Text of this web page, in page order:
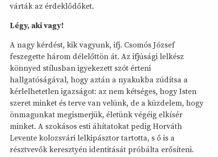
várták az érdeklődőket.
Légy, aki vagy!
A nagy kérdést, kik vagyunk, ifj. Csomós József
feszegette három délelőttön át. Az ifjúsági lelkész
könnyed stílusban igyekezett szót érteni
hallgatóságával, hogy aztán a nyakukba zúdítsa a
kérlelhetetlen igazságot: az nem kétséges, hogy Isten
szeret minket és terve van velünk, de a küzdelem, hogy
önmagunkat megismerjük, életünk végéig elkísér
minket. A szokásos esti áhítatokat pedig Horváth
Levente kolozsvári lelkipásztor tartotta, s ő is a
résztvevők keresztyén identitását próbálta erősíteni.